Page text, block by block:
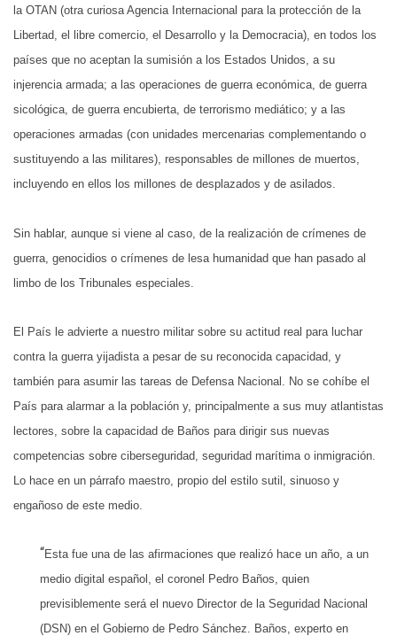
la OTAN (otra curiosa Agencia Internacional para la protección de la
Libertad, el libre comercio, el Desarrollo y la Democracia), en todos los
países que no aceptan la sumisión a los Estados Unidos, a su
injerencia armada; a las operaciones de guerra económica, de guerra
sicológica, de guerra encubierta, de terrorismo mediático; y a las
operaciones armadas (con unidades mercenarias complementando o
sustituyendo a las militares), responsables de millones de muertos,
incluyendo en ellos los millones de desplazados y de asilados.
Sin hablar, aunque si viene al caso, de la realización de crímenes de
guerra, genocidios o crímenes de lesa humanidad que han pasado al
limbo de los Tribunales especiales.
El País le advierte a nuestro militar sobre su actitud real para luchar
contra la guerra yijadista a pesar de su reconocida capacidad, y
también para asumir las tareas de Defensa Nacional. No se cohíbe el
País para alarmar a la población y, principalmente a sus muy atlantistas
lectores, sobre la capacidad de Baños para dirigir sus nuevas
competencias sobre ciberseguridad, seguridad marítima o inmigración.
Lo hace en un párrafo maestro, propio del estilo sutil, sinuoso y
engañoso de este medio.
“Esta fue una de las afirmaciones que realizó hace un año, a un
medio digital español, el coronel Pedro Baños, quien
previsiblemente será el nuevo Director de la Seguridad Nacional
(DSN) en el Gobierno de Pedro Sánchez. Baños, experto en